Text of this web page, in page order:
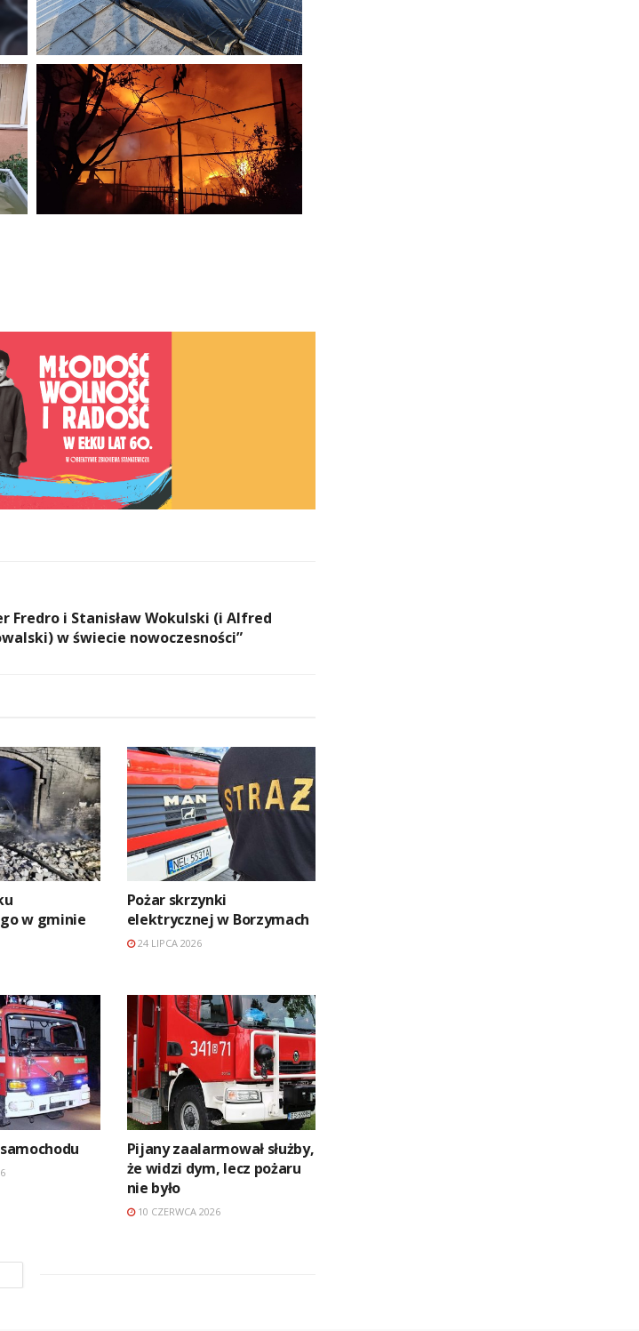
Fredro i Stanisław Wokulski (i Alfred
w świecie nowoczesności”
w gminie
Pożar skrzynki
elektrycznej w Borzymach
24 LIPCA 2026
Pijany zaalarmował służby,
że widzi dym, lecz pożaru
nie było
10 CZERWCA 2026